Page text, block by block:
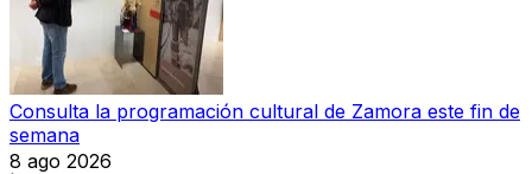
Consulta la programación cultural de Zamora este fin de
semana
8 ago 2026